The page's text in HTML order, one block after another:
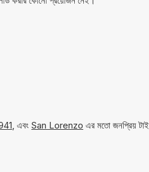
, এবং San Lorenzo এর মতো জনপ্রিয়